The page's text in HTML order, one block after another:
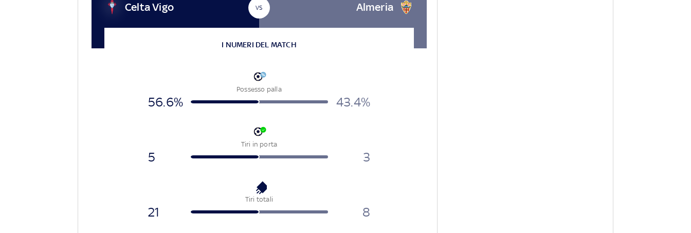
Celta Vigo VS Almeria
I NUMERI DEL MATCH
Possesso palla
56.6% 43.4%
Tiri in porta
5 3
Tiri totali
21 8